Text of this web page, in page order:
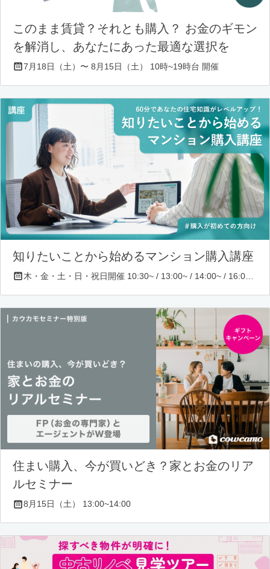
このまま賃貸？それとも購入？ お金のギモン
を解消し、あなたにあった最適な選択を
7月18日（土）〜 8月15日（土） 10時~19時台 開催
知りたいことから始めるマンション購入講座
住まい購入、今が買いどき？家とお金のリア
ルセミナー
8月15日（土） 13:00~14:00